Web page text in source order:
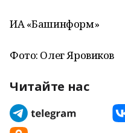
ИА «Башинформ»
Фото: Олег Яровиков
Читайте нас